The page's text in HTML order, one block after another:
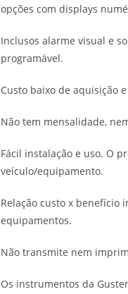
opções com displays
Inclusos alarme visual e
programável.
Custo baixo de aquisição
Não tem mensalidade,
Fácil instalação e uso. O
veículo/equipamento.
Relação custo x benefício
equipamentos.
Não transmite nem
Os instrumentos da